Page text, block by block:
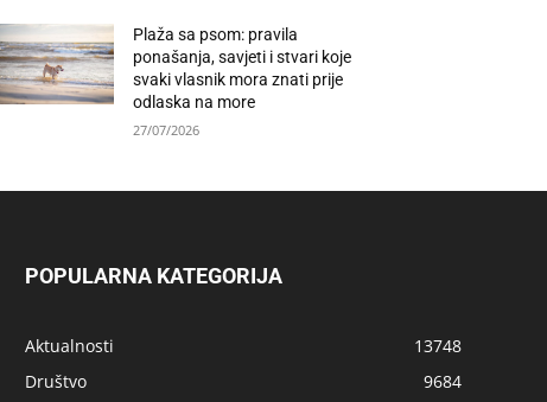
Plaža sa psom: pravila
ponašanja, savjeti i stvari koje
svaki vlasnik mora znati prije
odlaska na more
27/07/2026
POPULARNA KATEGORIJA
Aktualnosti
13748
Društvo
9684